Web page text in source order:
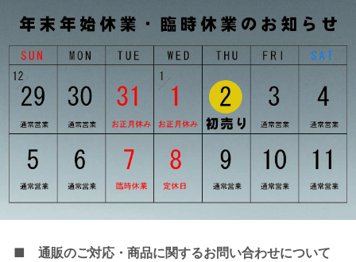
■ 通販のご対応・商品に関するお問い合わせについて